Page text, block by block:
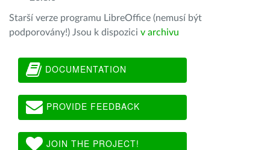
Starší verze programu LibreOffice (nemusí být
podporovány!) Jsou k dispozici v archivu
DOCUMENTATION
PROVIDE FEEDBACK
JOIN THE PROJECT!